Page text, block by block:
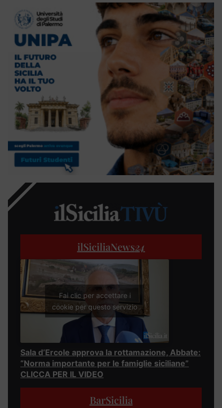
ilSiciliaNews24
Fai clic per accettare i
cookie per questo servizio
Sala d’Ercole approva la rottamazione, Abbate:
“Norma importante per le famiglie siciliane”
CLICCA PER IL VIDEO
BarSicilia